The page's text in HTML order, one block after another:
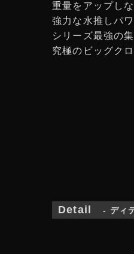
重量をアップし
強力な水推しパ
シリーズ最強の
究極のビッグク
Detail- ディ